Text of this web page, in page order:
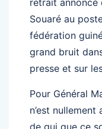
Souaré au
fédération
grand bruit
presse et sur
Pour Général
n’est
de qui que ce